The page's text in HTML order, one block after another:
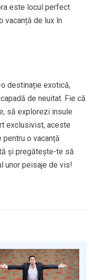
este locul perfect
vacanță de lux în
destinație exotică,
de neuitat. Fie că
să explorezi insule
exclusivist, aceste
o vacanță
și pregătește-te să
unor peisaje de vis!